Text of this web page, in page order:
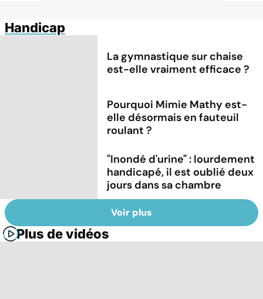
Handicap
La gymnastique sur chaise
est-elle vraiment efficace ?
Pourquoi Mimie Mathy est-
elle désormais en fauteuil
roulant ?
"Inondé d'urine" : lourdement
handicapé, il est oublié deux
jours dans sa chambre
Voir plus
Plus de vidéos